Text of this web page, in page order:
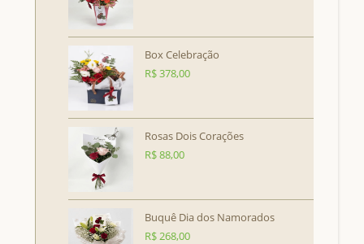
Box Celebração
R$378,00
Rosas Dois Corações
R$88,00
Buquê Dia dos Namorados
R$268,00